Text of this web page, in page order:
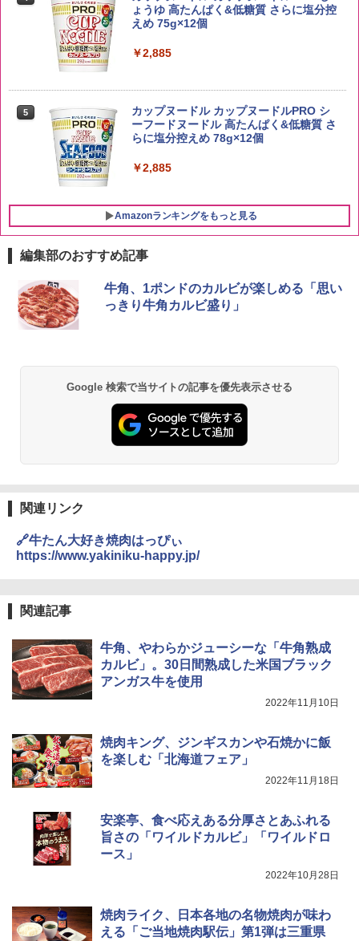
￥5,809
5
野沢農産 無洗米 青い流るる コシヒカリ
5kg 長野県産 令和7年産
￥3,980
容量 4リットル
5
【数量限定】竹鶴ピュアモルト700ml ア
サヒ [ ウイスキー 日本 700ml ]【中元 ギ
フト プレゼント 贈り物に】
￥6,930
ょうゆ 高たんぱく&低糖質 さらに塩分控
えめ 75g×12個
￥2,885
5
カップヌードル カップヌードルPRO シ
ーフードヌードル 高たんぱく&低糖質 さ
らに塩分控えめ 78g×12個
￥2,885
Amazonランキングをもっと見る
1
[山善] スチームオーブンレンジ 25L 一人
暮らし 二人暮らし フラットテーブル ス
チーム調理 自動メニュー19種搭載 角皿
シャープ 過熱水蒸気 オーブンレンジ 23
L 1段調理 ブラック RE-WF232-B シンプ
ル操作 コンパクト 一人暮らし 二人暮ら
￥34,280
0℃ 1段調理 フラットテーブル 電子レン
ジ 赤外線センサー ノンフライ調理 簡単
お手入れ 小型 新生活 一人暮らし 二人暮
￥34,266
シャープ ウォーターオーブン ヘルシオ
AX-XJ1-B ブラック 30L 2段調理 コンベ
￥44,800
編集部のおすすめ記事
牛角、1ポンドのカルビが楽しめる「思い
っきり牛角カルビ盛り」
Google 検索で当サイトの記事を優先表示させる
関連リンク
🔗牛たん大好き焼肉はっぴぃ
https://www.yakiniku-happy.jp/
関連記事
牛角、やわらかジューシーな「牛角熟成
カルビ」。30日間熟成した米国ブラック
アンガス牛を使用
2022年11月10日
焼肉キング、ジンギスカンや石焼かに飯
を楽しむ「北海道フェア」
2022年11月18日
安楽亭、食べ応えある分厚さとあふれる
旨さの「ワイルドカルビ」「ワイルドロ
ース」
2022年10月28日
焼肉ライク、日本各地の名物焼肉が味わ
える「ご当地焼肉駅伝」第1弾は三重県